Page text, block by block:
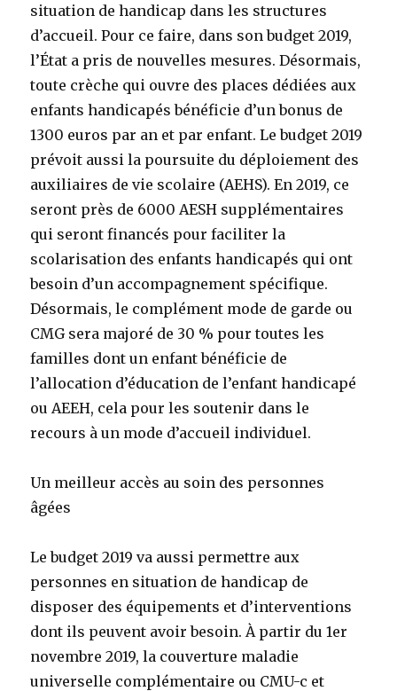
situation de handicap dans les structures
d’accueil. Pour ce faire, dans son budget 2019,
l’État a pris de nouvelles mesures. Désormais,
toute crèche qui ouvre des places dédiées aux
enfants handicapés bénéficie d’un bonus de
1300 euros par an et par enfant. Le budget 2019
prévoit aussi la poursuite du déploiement des
auxiliaires de vie scolaire (AEHS). En 2019, ce
seront près de 6000 AESH supplémentaires
qui seront financés pour faciliter la
scolarisation des enfants handicapés qui ont
besoin d’un accompagnement spécifique.
Désormais, le complément mode de garde ou
CMG sera majoré de 30 % pour toutes les
familles dont un enfant bénéficie de
l’allocation d’éducation de l’enfant handicapé
ou AEEH, cela pour les soutenir dans le
recours à un mode d’accueil individuel.
Un meilleur accès au soin des personnes
âgées
Le budget 2019 va aussi permettre aux
personnes en situation de handicap de
disposer des équipements et d’interventions
dont ils peuvent avoir besoin. À partir du 1er
novembre 2019, la couverture maladie
universelle complémentaire ou CMU-c et